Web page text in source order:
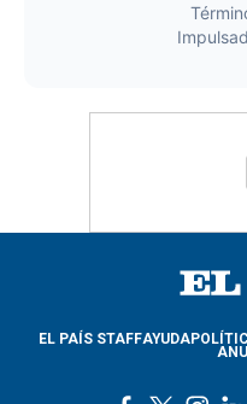
EL PAÍS STAFFAYUDA